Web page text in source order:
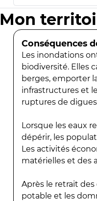
Mon
Conséquences
Les inondations
biodiversité. Elles
berges, emporter
infrastructures et
ruptures de
Lorsque les eaux
dépérir, les
Les activités
matérielles et des
Après le retrait
potable et les